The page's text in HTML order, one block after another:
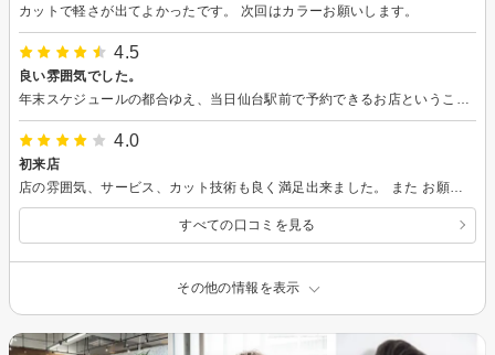
カットで軽さが出てよかったです。 次回はカラーお願いします。
4.5
良い雰囲気でした。
4.0
初来店
店の雰囲気、サービス、カット技術も良く満足出来ました。 また お願いしたいと思いました。
すべての口コミを見る
その他の情報を表示